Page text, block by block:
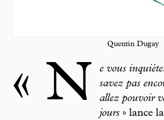
Quentin Dugay
« N
e vous
savez pas
allez pouvoir
jours » lance